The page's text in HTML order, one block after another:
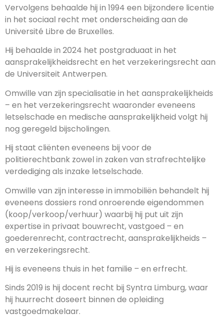
Vervolgens behaalde hij in 1994 een bijzondere licentie
in het sociaal recht met onderscheiding aan de
Université Libre de Bruxelles.
Hij behaalde in 2024 het postgraduaat in het
aansprakelijkheidsrecht en het verzekeringsrecht aan
de Universiteit Antwerpen.
Omwille van zijn specialisatie in het aansprakelijkheids
– en het verzekeringsrecht waaronder eveneens
letselschade en medische aansprakelijkheid volgt hij
nog geregeld bijscholingen.
Hij staat cliënten eveneens bij voor de
politierechtbank zowel in zaken van strafrechtelijke
verdediging als inzake letselschade.
Omwille van zijn interesse in immobiliën behandelt hij
eveneens dossiers rond onroerende eigendommen
(koop/verkoop/verhuur) waarbij hij put uit zijn
expertise in privaat bouwrecht, vastgoed – en
goederenrecht, contractrecht, aansprakelijkheids –
en verzekeringsrecht.
Hij is eveneens thuis in het familie – en erfrecht.
Sinds 2019 is hij docent recht bij Syntra Limburg, waar
hij huurrecht doseert binnen de opleiding
vastgoedmakelaar.